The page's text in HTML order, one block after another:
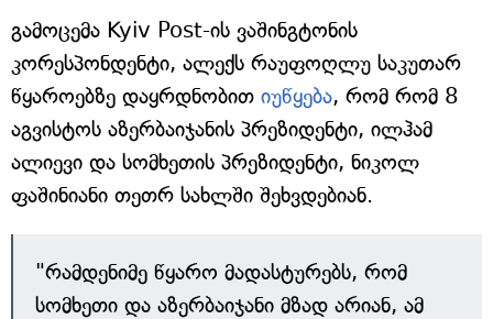
გამოცემა Kyiv Post-ის ვაშინგტონის
კორესპონდენტი, ალექს რაუფოღლუ საკუთარ
წყაროებზე დაყრდნობით იუწყება, რომ რომ 8
აგვისტოს აზერბაიჯანის პრეზიდენტი, ილჰამ
ალიევი და სომხეთის პრეზიდენტი, ნიკოლ
ფაშინიანი თეთრ სახლში შეხვდებიან.
"რამდენიმე წყარო მადასტურებს, რომ
სომხეთი და აზერბაიჯანი მზად არიან, ამ